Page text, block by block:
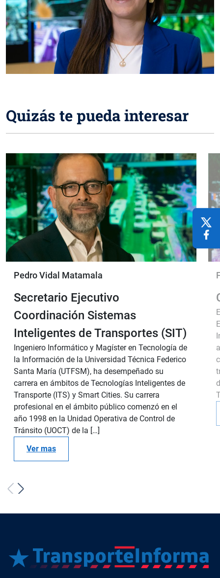
Quizás te pueda interesar
Pedro Vidal Matamala
Secretario Ejecutivo
Coordinación Sistemas
Inteligentes de Transportes (SIT)
Ingeniero Informático y Magíster en Tecnología de
la Información de la Universidad Técnica Federico
Santa María (UTFSM), ha desempeñado su
carrera en ámbitos de Tecnologías Inteligentes de
Transporte (ITS) y Smart Cities. Su carrera
profesional en el ámbito público comenzó en el
año 1998 en la Unidad Operativa de Control de
Tránsito (UOCT) de la […]
Ver mas